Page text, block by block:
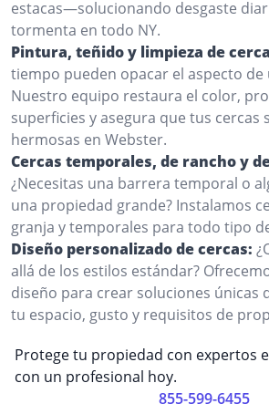
estacas—solucionando desgaste
tormenta en todo NY.
Pintura, teñido y limpieza de
tiempo pueden opacar el aspecto de
Nuestro equipo restaura el color,
superficies y asegura que tus cercas
hermosas en Webster.
Cercas temporales, de rancho y
¿Necesitas una barrera temporal o
una propiedad grande? Instalamos
granja y temporales para todo tipo
Diseño personalizado de cercas:
allá de los estilos estándar?
diseño para crear soluciones únicas
tu espacio, gusto y requisitos de
Protege tu propiedad con expertos
con un profesional hoy.
855-599-6455